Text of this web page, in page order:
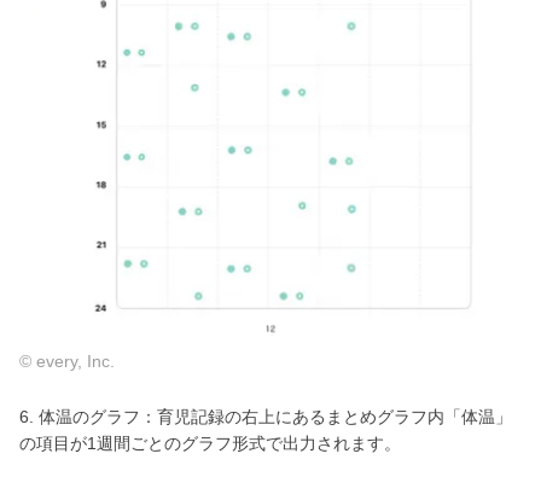
© every, Inc.
6. 体温のグラフ：育児記録の右上にあるまとめグラフ内「体温」
の項目が1週間ごとのグラフ形式で出力されます。